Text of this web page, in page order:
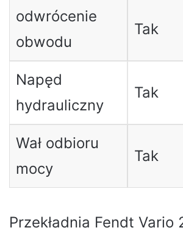
odwrócenie
obwodu
Tak
Napęd
hydrauliczny
Tak
Wał odbioru
mocy
Tak
Przekładnia Fendt Vario